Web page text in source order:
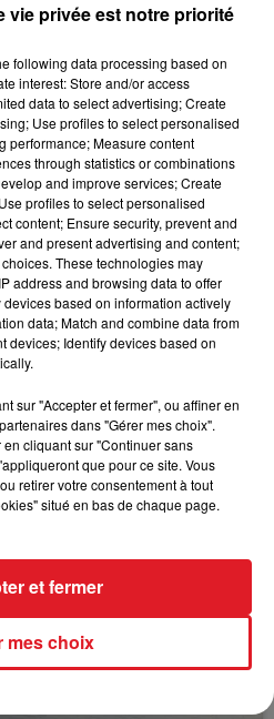
seconde à 42/1
est encore bien placée en
est attendue pour les
des pistes****
POUR HOMICIDE
vie privée est notre priorité
following data processing based on
interest: Store and/or access
data to select advertising; Create
Use profiles to select personalised
performance; Measure content
through statistics or combinations
and improve services; Create
profiles to select personalised
content; Ensure security, prevent and
and present advertising and content;
These technologies may
address and browsing data to offer
based on information actively
data; Match and combine data from
devices; Identify devices based on
sur "Accepter et fermer", ou affiner en
dans "Gérer mes choix".
cliquant sur "Continuer sans
que pour ce site. Vous
retirer votre consentement à tout
situé en bas de chaque page.
mes choix
et fermer